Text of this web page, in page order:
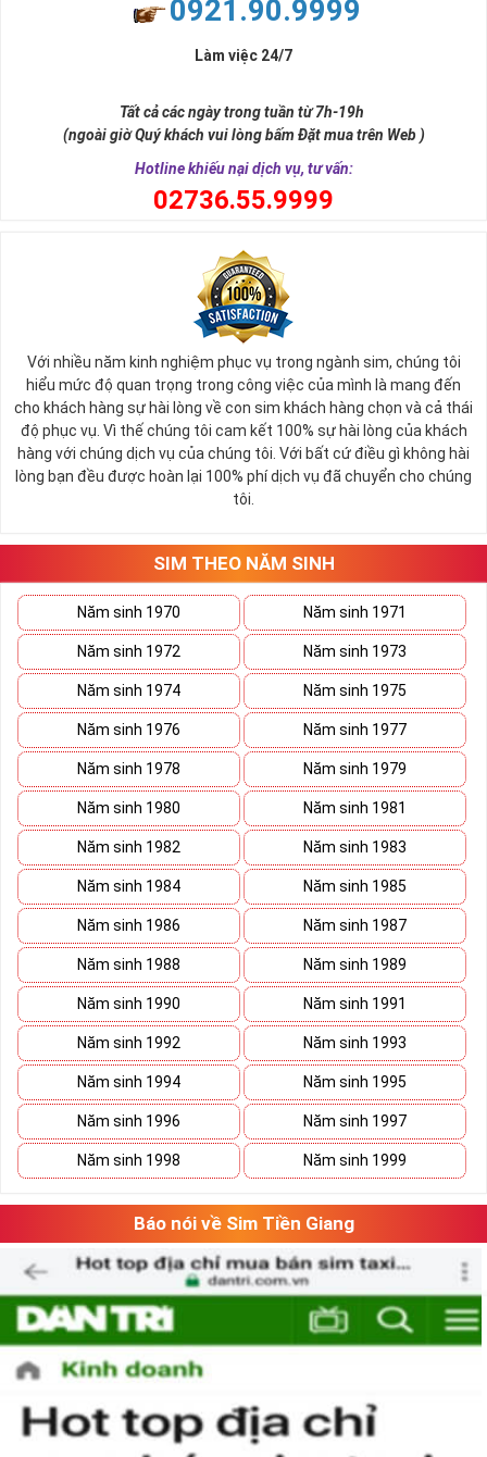
0921.90.9999
Làm việc 24/7
Tất cả các ngày trong tuần từ 7h-19h
(ngoài giờ Quý khách vui lòng bấm Đặt mua trên Web )
Hotline khiếu nại dịch vụ, tư vấn:
02736.55.9999
Với nhiều năm kinh nghiệm phục vụ trong ngành sim, chúng tôi
hiểu mức độ quan trọng trong công việc của mình là mang đến
cho khách hàng sự hài lòng về con sim khách hàng chọn và cả thái
độ phục vụ. Vì thế chúng tôi cam kết 100% sự hài lòng của khách
hàng với chúng dịch vụ của chúng tôi. Với bất cứ điều gì không hài
lòng bạn đều được hoàn lại 100% phí dịch vụ đã chuyển cho chúng
tôi.
SIM THEO NĂM SINH
Năm sinh 1970 Năm sinh 1971
Năm sinh 1972 Năm sinh 1973
Năm sinh 1974 Năm sinh 1975
Năm sinh 1976 Năm sinh 1977
Năm sinh 1978 Năm sinh 1979
Năm sinh 1980 Năm sinh 1981
Năm sinh 1982 Năm sinh 1983
Năm sinh 1984 Năm sinh 1985
Năm sinh 1986 Năm sinh 1987
Năm sinh 1988 Năm sinh 1989
Năm sinh 1990 Năm sinh 1991
Năm sinh 1992 Năm sinh 1993
Năm sinh 1994 Năm sinh 1995
Năm sinh 1996 Năm sinh 1997
Năm sinh 1998 Năm sinh 1999
Báo nói về Sim Tiền Giang